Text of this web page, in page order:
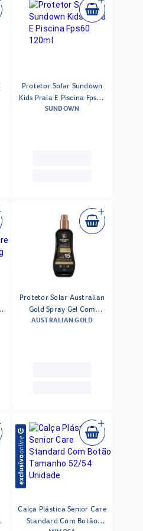
Protetor Solar Sundown
Kids Praia E Piscina Fps60
120ml
SUNDOWN
Protetor Solar Australian
Gold Spray Gel Com
Instant Bronzer Fps 15
AUSTRALIAN GOLD
Calça Plástica Senior Care
Standard Com Botão